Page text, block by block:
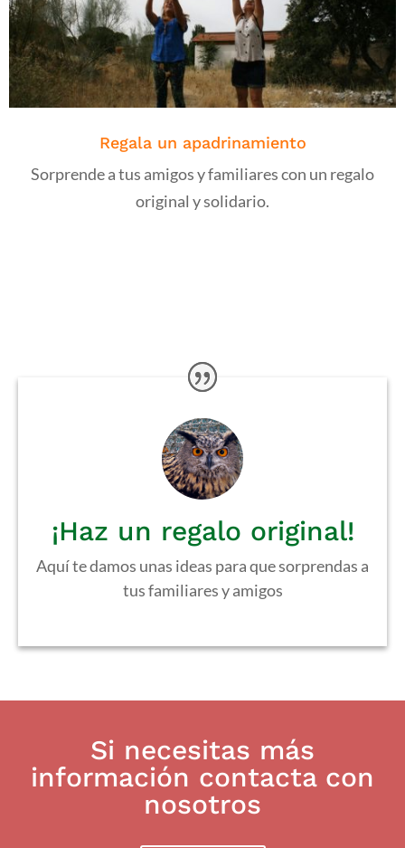
Regala un apadrinamiento
Sorprende a tus amigos y familiares con un regalo
original y solidario.
¡Haz un regalo original!
Aquí te damos unas ideas para que sorprendas a
tus familiares y amigos
Si necesitas más
información contacta con
nosotros